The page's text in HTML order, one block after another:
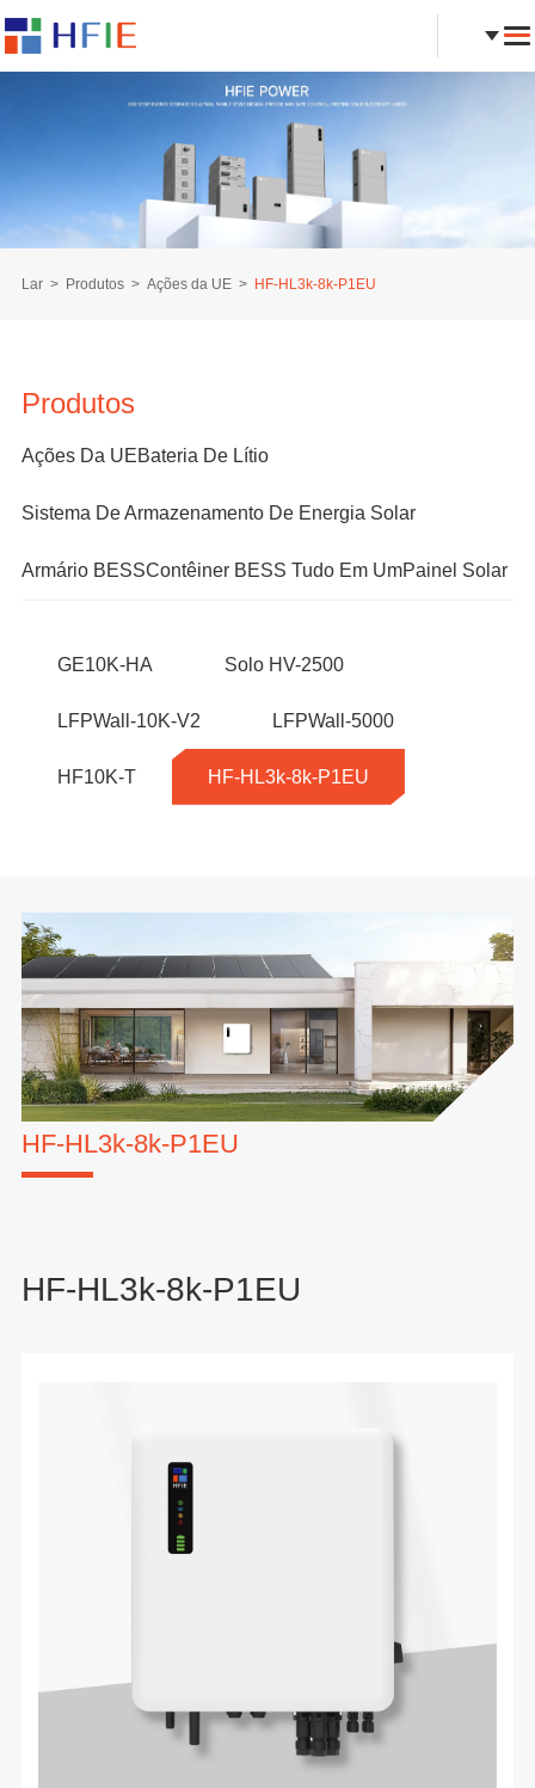
Lar Produtos Ações da UE HF-HL3k-8k-P1EU
Produtos
Ações Da UEBateria De Lítio
Sistema De Armazenamento De Energia Solar
Armário BESSContêiner BESS Tudo Em UmPainel Solar
GE10K-HA Solo HV-2500
LFPWall-10K-V2 LFPWall-5000
HF10K-T HF-HL3k-8k-P1EU
HF-HL3k-8k-P1EU
HF-HL3k-8k-P1EU